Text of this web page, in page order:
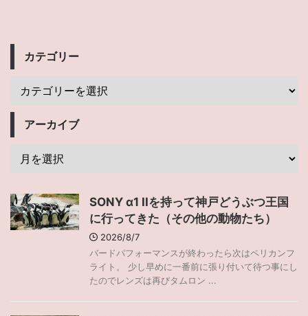
カテゴリー
アーカイブ
SONY α1 IIを持って神戸どうぶつ王国
に行ってきた（その他の動物たち）
2026/8/7
バードパフォーマンスが終わったら次はペリカンフ
ライト。 少し早めに一番前に張り付いて待つ事にし
たのでレンズは再びタムロン ...